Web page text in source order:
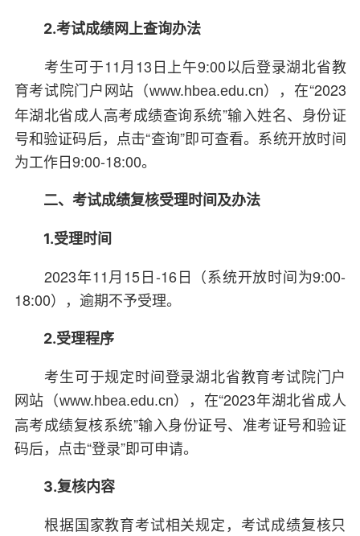
2.考试成绩网上查询办法
考生可于11月13日上午9:00以后登录湖北省教
育考试院门户网站（www.hbea.edu.cn），在“2023
年湖北省成人高考成绩查询系统”输入姓名、身份证
号和验证码后，点击“查询”即可查看。系统开放时间
为工作日9:00-18:00。
二、考试成绩复核受理时间及办法
1.受理时间
2023年11月15日-16日（系统开放时间为9:00-
18:00），逾期不予受理。
2.受理程序
考生可于规定时间登录湖北省教育考试院门户
网站（www.hbea.edu.cn），在“2023年湖北省成人
高考成绩复核系统”输入身份证号、准考证号和验证
码后，点击“登录”即可申请。
3.复核内容
根据国家教育考试相关规定，考试成绩复核只